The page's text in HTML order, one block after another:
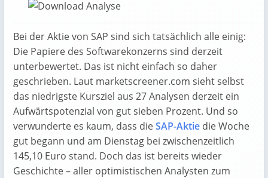
Bei der Aktie von SAP sind sich tatsächlich alle einig:
Die Papiere des Softwarekonzerns sind derzeit
unterbewertet. Das ist nicht einfach so daher
geschrieben. Laut marketscreener.com sieht selbst
das niedrigste Kursziel aus 27 Analysen derzeit ein
Aufwärtspotenzial von gut sieben Prozent. Und so
verwunderte es kaum, dass dieSAP-Aktie die Woche
gut begann und am Dienstag bei zwischenzeitlich
145,10 Euro stand. Doch das ist bereits wieder
Geschichte – aller optimistischen Analysten zum